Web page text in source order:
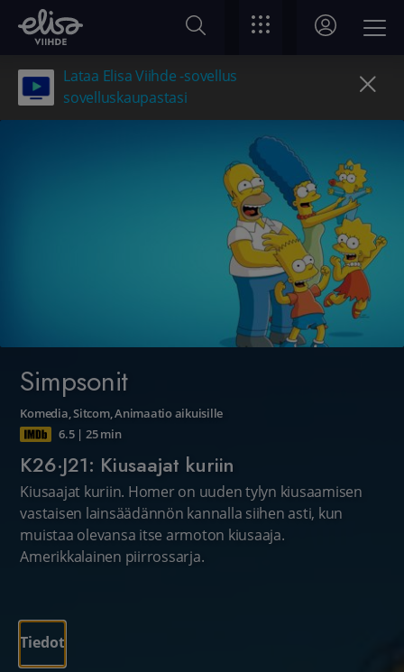
Lataa Elisa Viihde -sovellus
sovelluskaupastasi
Simpsonit
Komedia,Sitcom,Animaatio aikuisille
6.5| 25 min
K26·J21: Kiusaajat kuriin
Kiusaajat kuriin. Homer on uuden tylyn kiusaamisen
vastaisen lainsäädännön kannalla siihen asti, kun
muistaa olevansa itse armoton kiusaaja.
Amerikkalainen piirrossarja.
Tiedot